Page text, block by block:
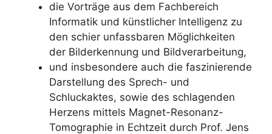
die Vorträge aus dem Fachbereich
Informatik und künstlicher Intelligenz zu
den schier unfassbaren Möglichkeiten
der Bilderkennung und Bildverarbeitung,
und insbesondere auch die faszinierende
Darstellung des Sprech- und
Schluckaktes, sowie des schlagenden
Herzens mittels Magnet-Resonanz-
Tomographie in Echtzeit durch Prof. Jens